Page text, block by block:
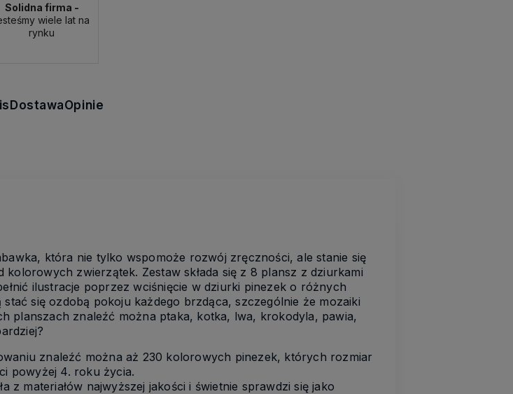
Solidna firma -
wiele lat na
rynku
DostawaOpinie
która nie tylko wspomoże rozwój zręczności, ale stanie się
zwierzątek. Zestaw składa się z 8 plansz z dziurkami
ilustracje poprzez wciśnięcie w dziurki pinezek o różnych
się ozdobą pokoju każdego brzdąca, szczególnie że mozaiki
planszach znaleźć można ptaka, kotka, lwa, krokodyla, pawia,
znaleźć można aż 230 kolorowych pinezek, których rozmiar
powyżej 4. roku życia.
z materiałów najwyższej jakości i świetnie sprawdzi się jako